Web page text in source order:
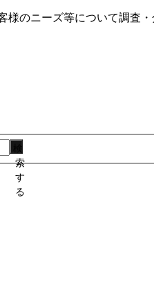
様のニーズ等について調査
索
す
る